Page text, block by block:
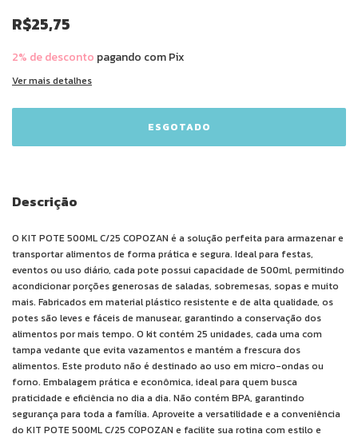
R$25,75
2% de desconto pagando com Pix
Ver mais detalhes
Descrição
O KIT POTE 500ML C/25 COPOZAN é a solução perfeita para armazenar e
transportar alimentos de forma prática e segura. Ideal para festas,
eventos ou uso diário, cada pote possui capacidade de 500ml, permitindo
acondicionar porções generosas de saladas, sobremesas, sopas e muito
mais. Fabricados em material plástico resistente e de alta qualidade, os
potes são leves e fáceis de manusear, garantindo a conservação dos
alimentos por mais tempo. O kit contém 25 unidades, cada uma com
tampa vedante que evita vazamentos e mantém a frescura dos
alimentos. Este produto não é destinado ao uso em micro-ondas ou
forno. Embalagem prática e econômica, ideal para quem busca
praticidade e eficiência no dia a dia. Não contém BPA, garantindo
segurança para toda a família. Aproveite a versatilidade e a conveniência
do KIT POTE 500ML C/25 COPOZAN e facilite sua rotina com estilo e